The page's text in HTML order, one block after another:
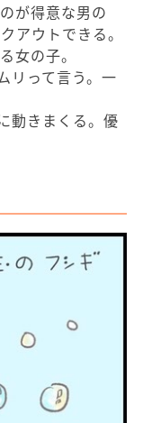
が得意な男の
アウトできる。
女の子。
リって言う。一
動きまくる。優